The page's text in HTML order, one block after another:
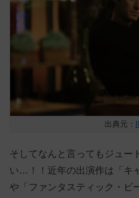
出典元：
そしてなんと言ってもジュー
い…！！近年の出演作は「キ
や「ファンタスティック・ビ